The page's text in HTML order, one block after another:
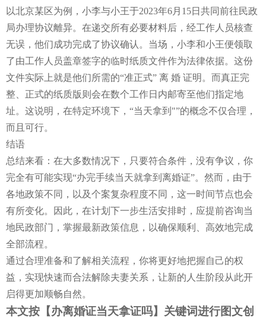
以北京某区为例，小李与小王于2023年6月15日共同前往民政
局办理协议離异。在递交所有必要材料后，经工作人员核查
无误，他们成功完成了协议确认。当场，小李和小王便领取
了由工作人员盖章签字的临时纸质文件作为法律依据。这份
文件实际上就是他们所需的“准正式” 离 婚 证明。而真正完
整、正式的纸质版则会在数个工作日内邮寄至他们指定地
址。这说明，在特定环境下，“当天拿到"”的概念不仅合理，
而且可行。
结语
总结来看：在大多数情况下，只要符合条件，没有争议，你
完全有可能实现“办完手续当天就拿到离婚证”。然而，由于
各地政策不同，以及个案复杂程度不同，这一时间节点也会
有所变化。因此，在计划下一步生活安排时，应提前咨询当
地民政部门，掌握最新政策信息，以确保顺利、高效地完成
全部流程。
通过合理准备和了解相关流程，你将更好地把握自己的权
益，实现快速而合法解除夫妻关系，让新的人生阶段从此开
启得更加顺畅自然。
本文按【办离婚证当天拿证吗】关键词进行图文创